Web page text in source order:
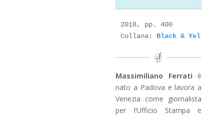
2018, pp. 400
Collana: Black & Yellow
Massimiliano Ferrati è
nato a Padova e lavora a
Venezia come giornalista
per l’Ufficio Stampa e